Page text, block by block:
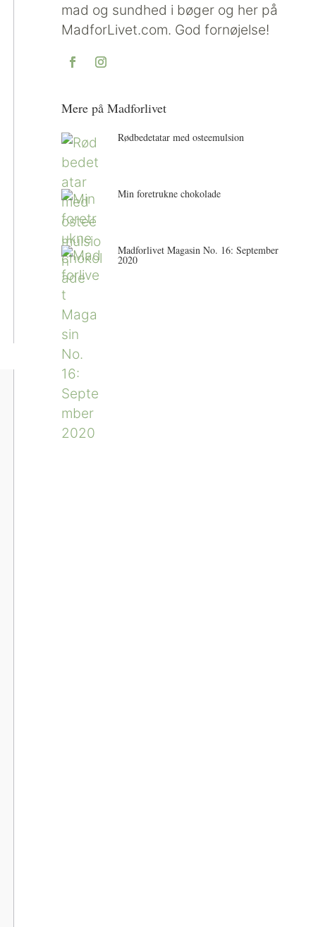
mad og sundhed i bøger og her på
MadforLivet.com. God fornøjelse!
Mere på Madforlivet
Rødbedetatar med osteemulsion
Min foretrukne chokolade
Madforlivet Magasin No. 16: September
2020